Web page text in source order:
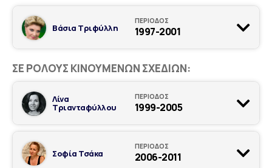
Βάσια Τριφύλλη
ΠΕΡΙΟΔΟΣ
1997-2001
ΣΕ ΡΌΛΟΥΣ ΚΙΝΟΥΜΈΝΩΝ ΣΧΈΔΙΩΝ:
Λίνα
Τριανταφύλλου
ΠΕΡΙΟΔΟΣ
1999-2005
Σοφία Τσάκα
ΠΕΡΙΟΔΟΣ
2006-2011